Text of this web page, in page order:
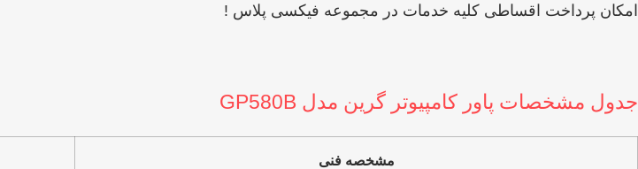
امکان پرداخت اقساطی کلیه خدمات در مجموعه فیکسی پلاس !
جدول مشخصات پاور کامپیوتر گرین مدل GP580B
مشخصه فنی